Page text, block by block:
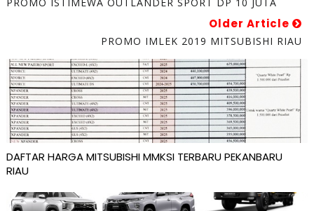
Older Article
PROMO IMLEK 2019 MITSUBISHI RIAU
DAFTAR HARGA MITSUBISHI MMKSI TERBARU PEKANBARU
RIAU